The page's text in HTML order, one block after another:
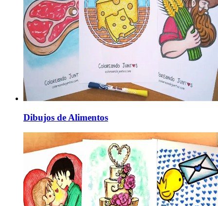
Dibujos de Alimentos